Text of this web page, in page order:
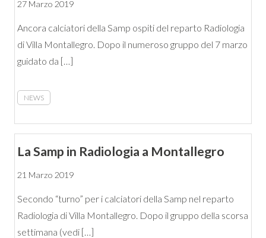
27 Marzo 2019
Ancora calciatori della Samp ospiti del reparto Radiologia
di Villa Montallegro. Dopo il numeroso gruppo del 7 marzo
guidato da […]
NEWS
La Samp in Radiologia a Montallegro
21 Marzo 2019
Secondo “turno” per i calciatori della Samp nel reparto
Radiologia di Villa Montallegro. Dopo il gruppo della scorsa
settimana (vedi […]